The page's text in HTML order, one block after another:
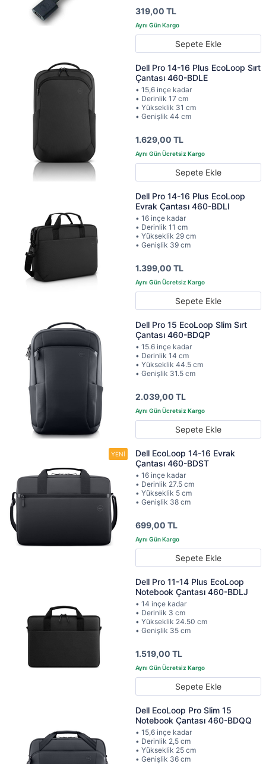
319,00 TL
Sepete Ekle
Dell Pro 14-16 Plus EcoLoop Sırt
Çantası 460-BDLE
• 15,6 inçe kadar
• Derinlik 17 cm
• Yükseklik 31 cm
• Genişlik 44 cm
1.629,00 TL
Sepete Ekle
Dell Pro 14-16 Plus EcoLoop
Evrak Çantası 460-BDLI
• 16 inçe kadar
• Derinlik 11 cm
• Yükseklik 29 cm
• Genişlik 39 cm
1.399,00 TL
Sepete Ekle
Dell Pro 15 EcoLoop Slim Sırt
Çantası 460-BDQP
• 15.6 inçe kadar
• Derinlik 14 cm
• Yükseklik 44.5 cm
• Genişlik 31.5 cm
2.039,00 TL
Sepete Ekle
Dell EcoLoop 14-16 Evrak
Çantası 460-BDST
• 16 inçe kadar
• Derinlik 27.5 cm
• Yükseklik 5 cm
• Genişlik 38 cm
699,00 TL
Sepete Ekle
Dell Pro 11-14 Plus EcoLoop
Notebook Çantası 460-BDLJ
• 14 inçe kadar
• Derinlik 3 cm
• Yükseklik 24.50 cm
• Genişlik 35 cm
1.519,00 TL
Sepete Ekle
Dell EcoLoop Pro Slim 15
Notebook Çantası 460-BDQQ
• 15,6 inçe kadar
• Derinlik 2,5 cm
• Yükseklik 25 cm
• Genişlik 36 cm